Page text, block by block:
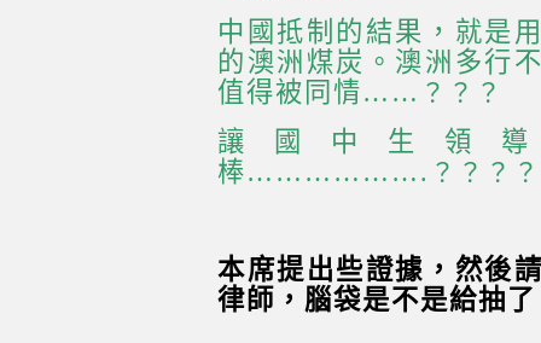
中國抵制的結果，就是
的澳洲煤炭。澳洲多行
值得被同情…… ？？？
讓國中生領
棒………………. ？？？？
本席提出些證據，然後
律師，腦袋是不是給抽